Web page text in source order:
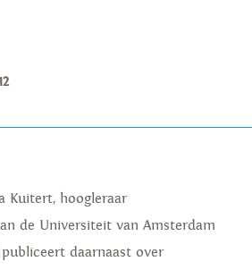
Kuitert, hoogleraar
de Universiteit van Amsterdam
daarnaast over